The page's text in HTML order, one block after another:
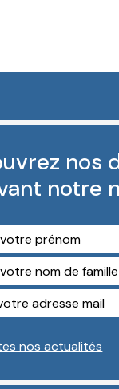
nos
notre
nos actualités